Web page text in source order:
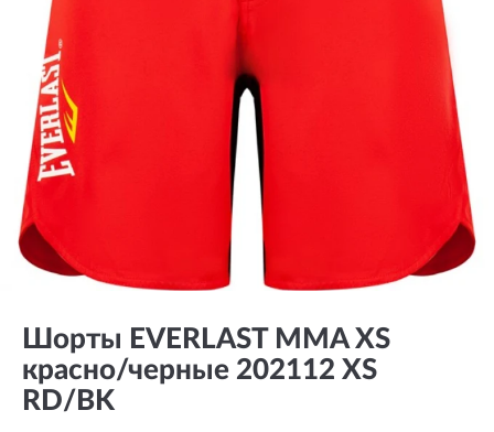
Шорты EVERLAST MMA XS
красно/черные 202112 XS
RD/BK